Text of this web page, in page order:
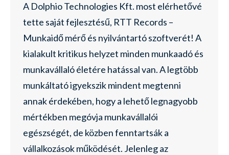
A Dolphio Technologies Kft. most elérhetővé
tette saját fejlesztésű, RTT Records –
Munkaidő mérő és nyilvántartó szoftverét! A
kialakult kritikus helyzet minden munkaadó és
munkavállaló életére hatással van. A legtöbb
munkáltató igyekszik mindent megtenni
annak érdekében, hogy a lehető legnagyobb
mértékben megóvja munkavállalói
egészségét, de közben fenntartsák a
vállalkozások működését. Jelenleg az